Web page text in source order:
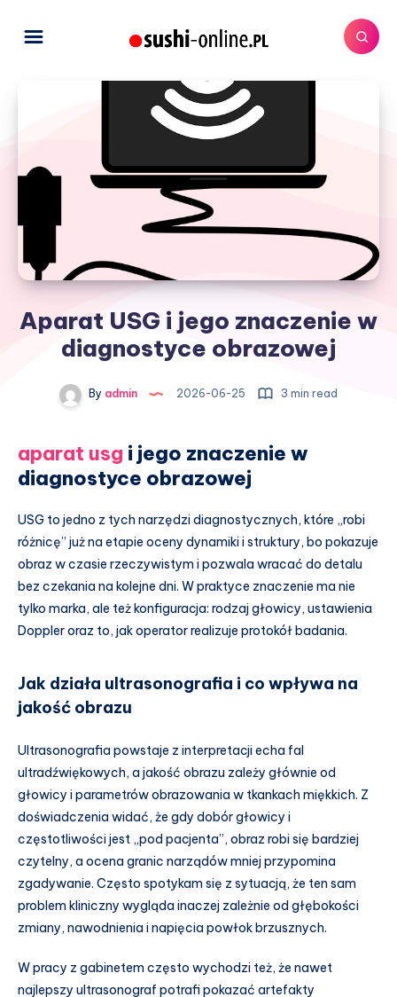
Aparat USG i jego znaczenie w
diagnostyce obrazowej
By admin 2026-06-25 3 min read
aparat usg i jego znaczenie w
diagnostyce obrazowej
USG to jedno z tych narzędzi diagnostycznych, które „robi
różnicę” już na etapie oceny dynamiki i struktury, bo pokazuje
obraz w czasie rzeczywistym i pozwala wracać do detalu
bez czekania na kolejne dni. W praktyce znaczenie ma nie
tylko marka, ale też konfiguracja: rodzaj głowicy, ustawienia
Doppler oraz to, jak operator realizuje protokół badania.
Jak działa ultrasonografia i co wpływa na
jakość obrazu
Ultrasonografia powstaje z interpretacji echa fal
ultradźwiękowych, a jakość obrazu zależy głównie od
głowicy i parametrów obrazowania w tkankach miękkich. Z
doświadczenia widać, że gdy dobór głowicy i
częstotliwości jest „pod pacjenta”, obraz robi się bardziej
czytelny, a ocena granic narządów mniej przypomina
zgadywanie. Często spotykam się z sytuacją, że ten sam
problem kliniczny wygląda inaczej zależnie od głębokości
zmiany, nawodnienia i napięcia powłok brzusznych.
W pracy z gabinetem często wychodzi też, że nawet
najlepszy ultrasonograf potrafi pokazać artefakty